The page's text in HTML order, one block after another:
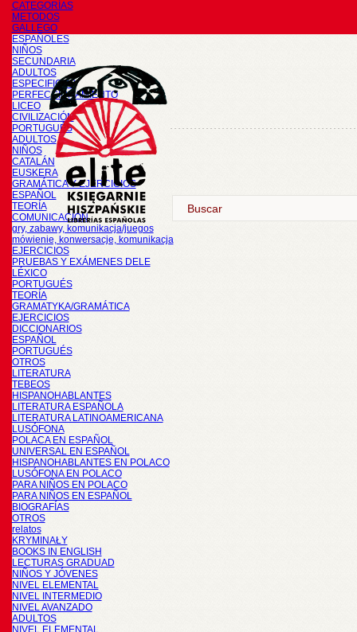
CATEGORÍAS
METODOS
GALLEGO
ESPAÑOLES
NIÑOS
SECUNDARIA
ADULTOS
ESPECIFICOS
PERFECCIONAMIENTO
LICEO
CIVILIZACIÓN
PORTUGUÉS
ADULTOS
NIÑOS
CATALÁN
EUSKERA
GRAMÁTICA Y EJERCICIOS
ESPAÑOL
TEORÍA
COMUNICACIÓN
gry, zabawy, komunikacja/juegos
mówienie, konwersacje, komunikacja
EJERCICIOS
PRUEBAS Y EXÁMENES DELE
LÉXICO
PORTUGUÉS
TEORÍA
GRAMATYKA/GRAMÁTICA
EJERCICIOS
DICCIONARIOS
ESPAÑOL
PORTUGUÉS
OTROS
LITERATURA
TEBEOS
HISPANOHABLANTES
LITERATURA ESPAÑOLA
LITERATURA LATINOAMERICANA
LUSÓFONA
POLACA EN ESPAÑOL
UNIVERSAL EN ESPAÑOL
HISPANOHABLANTES EN POLACO
LUSÓFONA EN POLACO
PARA NIÑOS EN POLACO
PARA NIÑOS EN ESPAÑOL
BIOGRAFÍAS
OTROS
relatos
KRYMINAŁY
BOOKS IN ENGLISH
LECTURAS GRADUAD
NIÑOS Y JÓVENES
NIVEL ELEMENTAL
NIVEL INTERMEDIO
NIVEL AVANZADO
ADULTOS
NIVEL ELEMENTAL